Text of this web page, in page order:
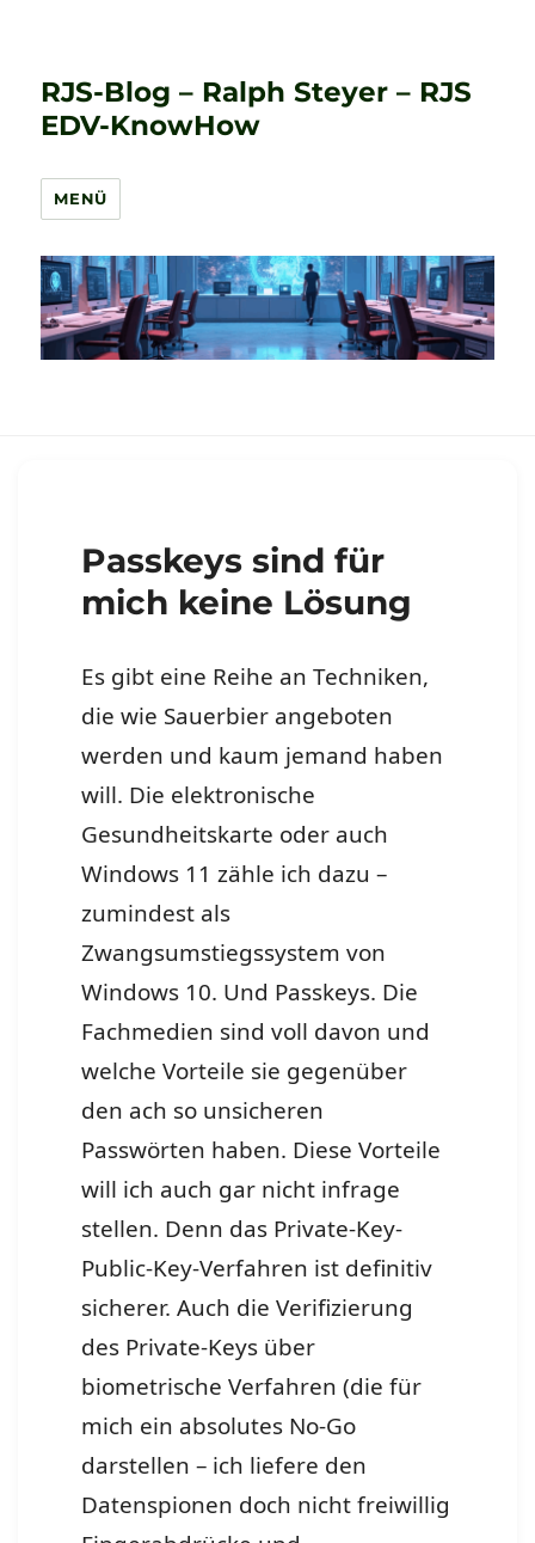
RJS-Blog – Ralph Steyer – RJS
EDV-KnowHow
MENÜ
Passkeys sind für
mich keine Lösung
Es gibt eine Reihe an Techniken,
die wie Sauerbier angeboten
werden und kaum jemand haben
will. Die elektronische
Gesundheitskarte oder auch
Windows 11 zähle ich dazu –
zumindest als
Zwangsumstiegssystem von
Windows 10. Und Passkeys. Die
Fachmedien sind voll davon und
welche Vorteile sie gegenüber
den ach so unsicheren
Passwörten haben. Diese Vorteile
will ich auch gar nicht infrage
stellen. Denn das Private-Key-
Public-Key-Verfahren ist definitiv
sicherer. Auch die Verifizierung
des Private-Keys über
biometrische Verfahren (die für
mich ein absolutes No-Go
darstellen – ich liefere den
Datenspionen doch nicht freiwillig